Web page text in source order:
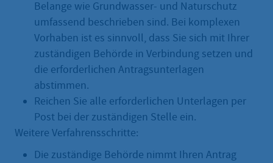
Belange wie Grundwasser- und Naturschutz
umfassend beschrieben sind. Bei komplexen
Vorhaben ist es sinnvoll, dass Sie sich mit Ihrer
zuständigen Behörde in Verbindung setzen und
die erforderlichen Antragsunterlagen
abstimmen.
Reichen Sie alle erforderlichen Unterlagen per
Post bei der zuständigen Stelle ein.
Weitere Verfahrensschritte:
Die zuständige Behörde nimmt Ihren Antrag